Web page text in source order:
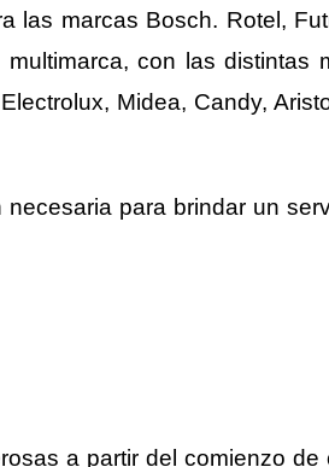
las marcas Bosch. Rotel,
con las distintas
Midea, Candy,
para brindar un
a partir del comienzo de